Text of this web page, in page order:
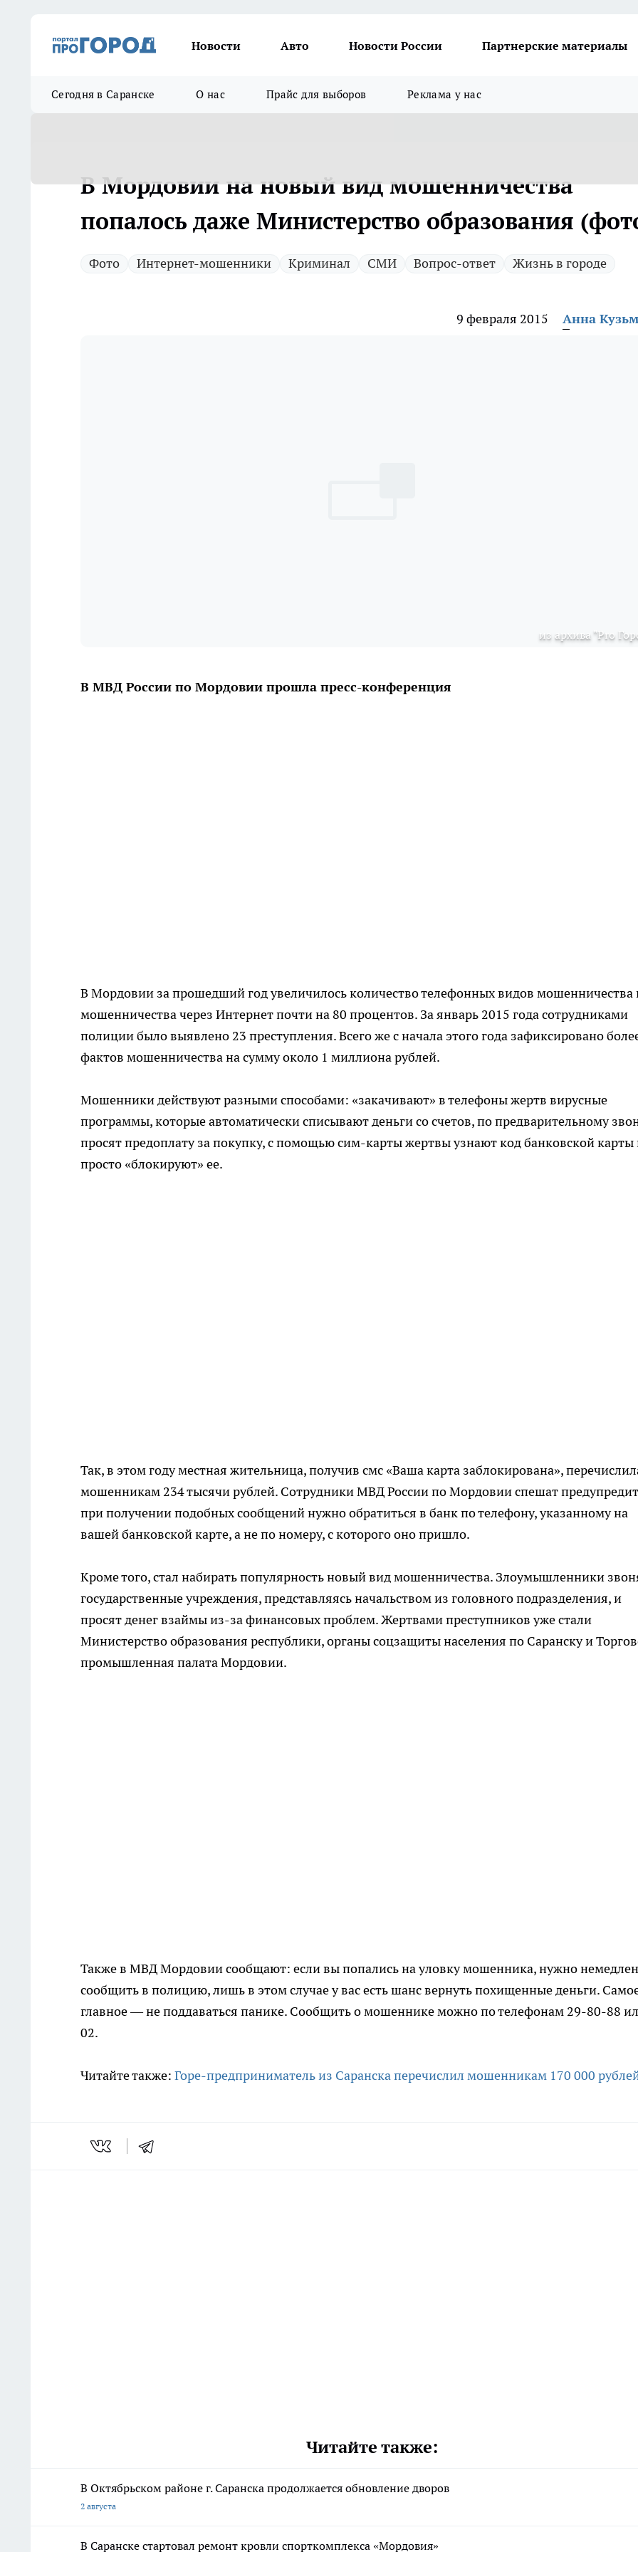
Новости Авто Новости России Партнерские материалы
Сегодня в Саранске О нас Прайс для выборов Реклама у нас
В Мордовии на новый вид мошенничества
попалось даже Министерство образования
Фото Интернет-мошенники Криминал СМИ Вопрос-ответ Жизнь в городе
9 февраля 2015 Анна
из архива "Pro
В МВД России по Мордовии прошла пресс-конференция
В Мордовии за прошедший год увеличилось количество телефонных видов мошенничества
мошенничества через Интернет почти на 80 процентов. За январь 2015 года сотрудниками
полиции было выявлено 23 преступления. Всего же с начала этого года зафиксировано
фактов мошенничества на сумму около 1 миллиона рублей.
Мошенники действуют разными способами: «закачивают» в телефоны жертв вирусные
программы, которые автоматически списывают деньги со счетов, по предварительному
просят предоплату за покупку, с помощью сим-карты жертвы узнают код банковской карты
просто «блокируют» ее.
Так, в этом году местная жительница, получив смс «Ваша карта заблокирована»,
мошенникам 234 тысячи рублей. Сотрудники МВД России по Мордовии спешат
при получении подобных сообщений нужно обратиться в банк по телефону, указанному на
вашей банковской карте, а не по номеру, с которого оно пришло.
Кроме того, стал набирать популярность новый вид мошенничества. Злоумышленники
государственные учреждения, представляясь начальством из головного подразделения, и
просят денег взаймы из-за финансовых проблем. Жертвами преступников уже стали
Министерство образования республики, органы соцзащиты населения по Саранску и
промышленная палата Мордовии.
Также в МВД Мордовии сообщают: если вы попались на уловку мошенника, нужно
сообщить в полицию, лишь в этом случае у вас есть шанс вернуть похищенные деньги.
главное — не поддаваться панике. Сообщить о мошеннике можно по телефонам 29-80-88
02.
Читайте также: Горе-предприниматель из Саранска перечислил мошенникам 170 000
Читайте также:
В Октябрьском районе г. Саранска продолжается обновление дворов
2 августа
В Саранске стартовал ремонт кровли спорткомплекса «Мордовия»